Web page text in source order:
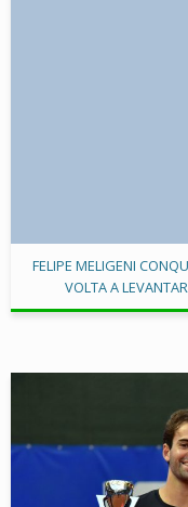
FELIPE MELIGENI
VOLTA A